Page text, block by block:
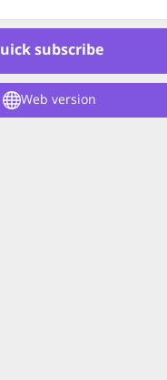
subscribe
Web version